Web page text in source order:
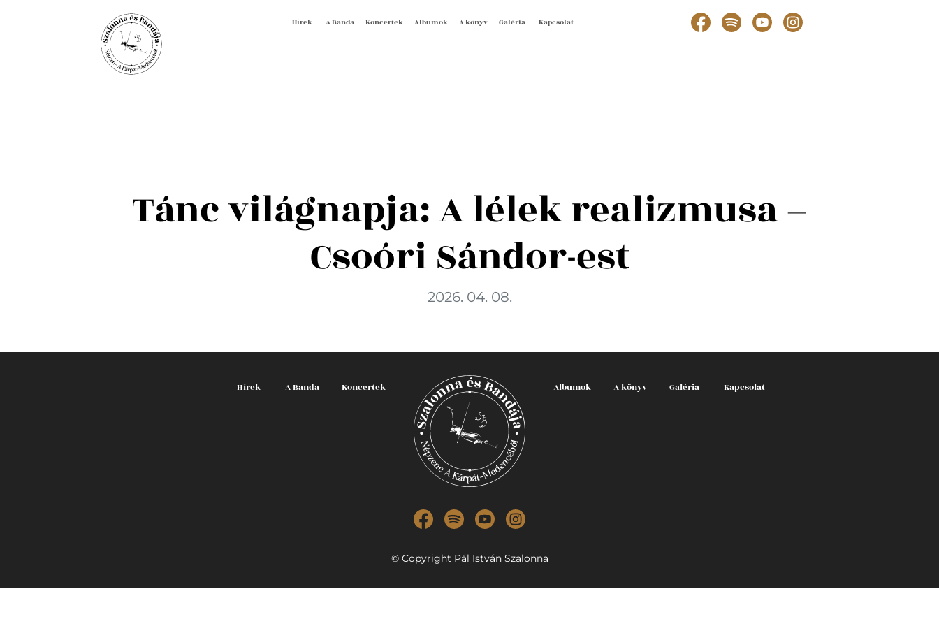
Hírek A Banda Koncertek Albumok A könyv Galéria Kapcsolat
Tánc világnapja: A lélek realizmusa –
Csoóri Sándor-est
2026. 04. 08.
Hírek A Banda Koncertek Albumok A könyv Galéria Kapcsolat
© Copyright Pál István Szalonna